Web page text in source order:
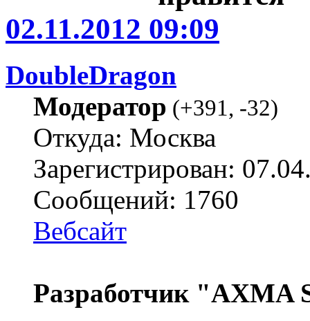
02.11.2012 09:09
DoubleDragon
Модератор (+391, -32)
Откуда: Москва
Зарегистрирован:
Сообщений: 1760
Вебсайт
Разработчик "AXMA